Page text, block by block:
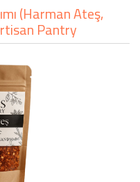
(Harman Ateş,
Pantry